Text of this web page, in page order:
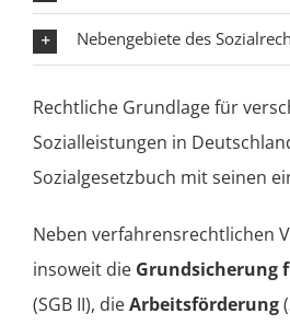
Nebengebiete des
Rechtliche Grundlage für
Sozialleistungen in
Sozialgesetzbuch mit seinen
Neben verfahrensrechtlichen
insoweit die Grundsicherung
(SGB II), dieArbeitsförderung